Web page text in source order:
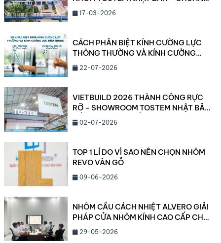
MỰC SỐNG CAO CẤP 2026
17-03-2026
CÁCH PHÂN BIỆT KÍNH CƯỜNG LỰC
THÔNG THƯỜNG VÀ KÍNH CƯỜNG
LỰC SIÊU TRONG
22-07-2026
VIETBUILD 2026 THÀNH CÔNG RỰC
RỠ – SHOWROOM TOSTEM NHẬT BẢN
CẦN THƠ ĐANG DẦN LỘ DIỆN!
02-07-2026
TOP 1 LÍ DO VÌ SAO NÊN CHỌN NHÔM
REVO VÂN GỖ
09-06-2026
NHÔM CẦU CÁCH NHIỆT ALVERO GIẢI
PHÁP CỬA NHÔM KÍNH CAO CẤP CHO
BIỆT THỰ VÀ CÔNG TRÌNH HẠNG
SANG NĂM 2026
29-05-2026